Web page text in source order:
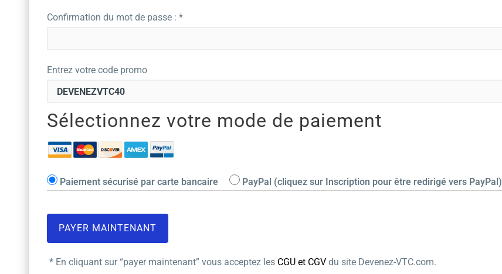
Confirmation du mot de passe : *
Entrez votre code promo
Sélectionnez votre mode de paiement
Paiement sécurisé par carte bancaire PayPal (cliquez sur Inscription pour être redirigé vers PayPal)
* En cliquant sur “payer maintenant” vous acceptez les CGU et CGV du site Devenez-VTC.com.